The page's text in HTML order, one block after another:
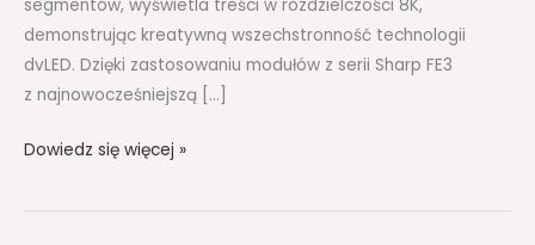
segmentów, wyświetla treści w rozdzielczości 8K,
demonstrując kreatywną wszechstronność technologii
dvLED. Dzięki zastosowaniu modułów z serii Sharp FE3
z najnowocześniejszą […]
Dowiedz się więcej »